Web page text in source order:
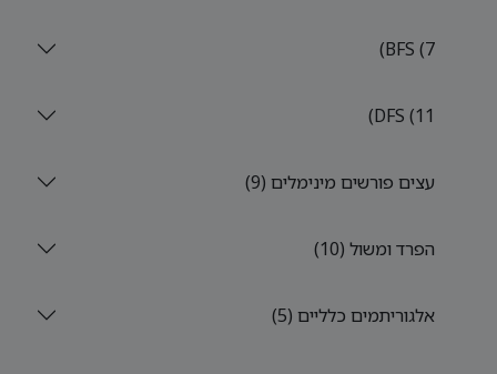
BFS (7)
DFS (11)
עצים פורשים מינימלים (9)
הפרד ומשול (10)
אלגוריתמים כלליים (5)